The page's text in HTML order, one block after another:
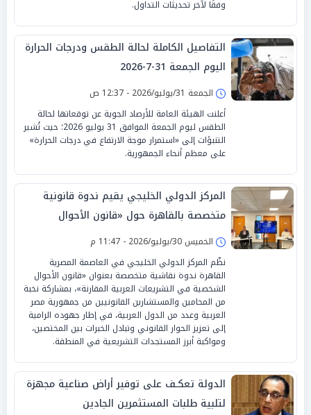
وفقًا لآخر تحديثات التداول.
التفاصيل الكاملة لحالة الطقس ودرجات الحرارة
اليوم الجمعة 31-7-2026
الجمعة 31/يوليو/2026 - 12:37 ص
أعلنت الهيئة العامة للأرصاد الجوية عن توقعاتها لحالة
الطقس ليوم الجمعة الموافق 31 يوليو 2026؛ حيث تُشير
التنبؤات إلى «استمرار موجة الارتفاع في درجات الحرارة»
على معظم أنحاء الجمهورية.
المركز الدولي الخليجي يقيم ندوة قانونية
متخصصة بالقاهرة حول «قانون الأحوال
الشخصية في التشريعات العربية المقارنة»
الخميس 30/يوليو/2026 - 11:47 م
نظّم المركز الدولي الخليجي في العاصمة المصرية
القاهرة ندوة نقاشية متخصصة بعنوان «قانون الأحوال
الشخصية في التشريعات العربية المقارنة»، بمشاركة نخبة
من المحامين والمستشارين القانونيين من جمهورية مصر
العربية وعدد من الدول العربية، في إطار جهوده الرامية
إلى تعزيز الحوار القانوني وتبادل الخبرات بين المختصين،
ومواكبة أبرز المستجدات التشريعية في المنطقة.
الدولة تعكـف على توفير أراض صناعية مجهزة
لتلبية طلبات المستثمرين الجادين